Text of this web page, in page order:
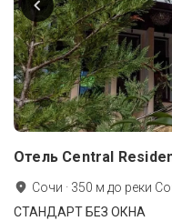
Отель Central
Сочи · 350 м до реки
СТАНДАРТ БЕЗ ОКНА